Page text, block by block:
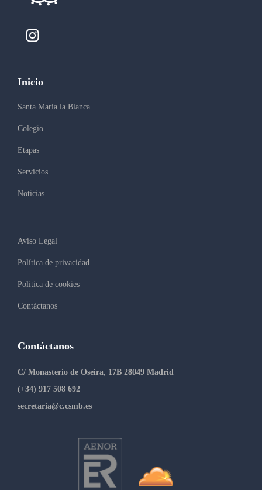
Inicio
Santa Maria la Blanca
Colegio
Etapas
Servicios
Noticias
Aviso Legal
Política de privacidad
Politica de cookies
Contáctanos
Contáctanos
C/ Monasterio de Oseira, 17B 28049 Madrid
(+34) 917 508 692
secretaria@c.csmb.es